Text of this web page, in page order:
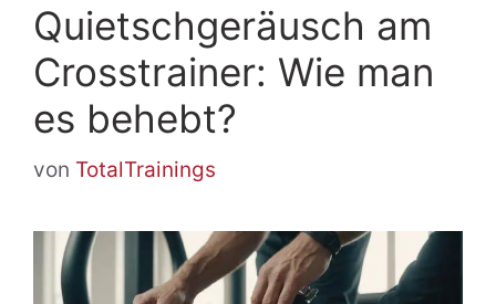
Quietschgeräusch am
Crosstrainer: Wie man
es behebt?
von TotalTrainings